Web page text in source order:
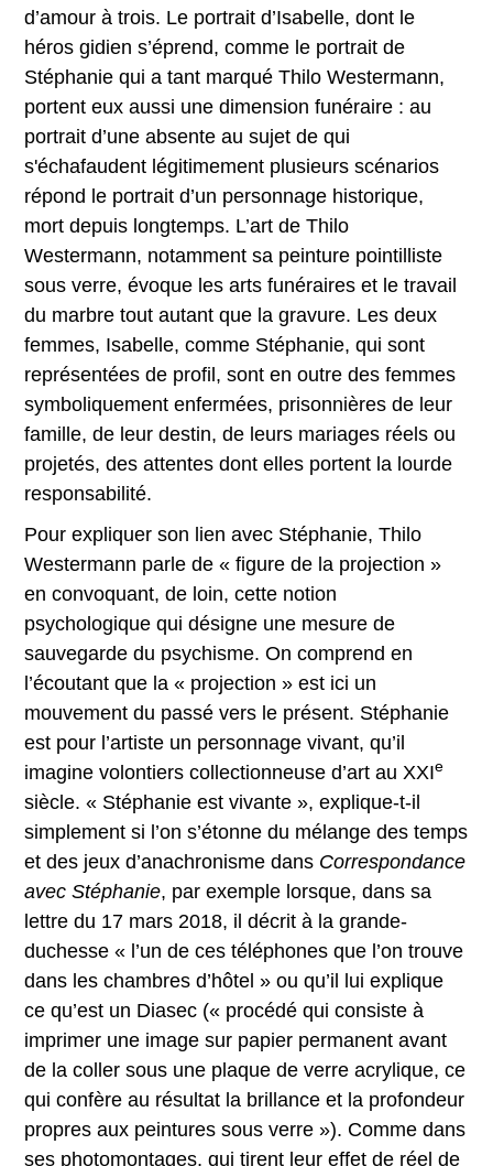
d’amour à trois. Le portrait d’Isabelle, dont le
héros gidien s’éprend, comme le portrait de
Stéphanie qui a tant marqué Thilo Westermann,
portent eux aussi une dimension funéraire : au
portrait d’une absente au sujet de qui
s'échafaudent légitimement plusieurs scénarios
répond le portrait d’un personnage historique,
mort depuis longtemps. L’art de Thilo
Westermann, notamment sa peinture pointilliste
sous verre, évoque les arts funéraires et le travail
du marbre tout autant que la gravure. Les deux
femmes, Isabelle, comme Stéphanie, qui sont
représentées de profil, sont en outre des femmes
symboliquement enfermées, prisonnières de leur
famille, de leur destin, de leurs mariages réels ou
projetés, des attentes dont elles portent la lourde
responsabilité.
Pour expliquer son lien avec Stéphanie, Thilo
Westermann parle de « figure de la projection »
en convoquant, de loin, cette notion
psychologique qui désigne une mesure de
sauvegarde du psychisme. On comprend en
l’écoutant que la « projection » est ici un
mouvement du passé vers le présent. Stéphanie
est pour l’artiste un personnage vivant, qu’il
imagine volontiers collectionneuse d’art au XXIe
siècle. « Stéphanie est vivante », explique-t-il
simplement si l’on s’étonne du mélange des temps
et des jeux d’anachronisme dans Correspondance
avec Stéphanie, par exemple lorsque, dans sa
lettre du 17 mars 2018, il décrit à la grande-
duchesse « l’un de ces téléphones que l’on trouve
dans les chambres d’hôtel » ou qu’il lui explique
ce qu’est un Diasec (« procédé qui consiste à
imprimer une image sur papier permanent avant
de la coller sous une plaque de verre acrylique, ce
qui confère au résultat la brillance et la profondeur
propres aux peintures sous verre »). Comme dans
ses photomontages, qui tirent leur effet de réel de